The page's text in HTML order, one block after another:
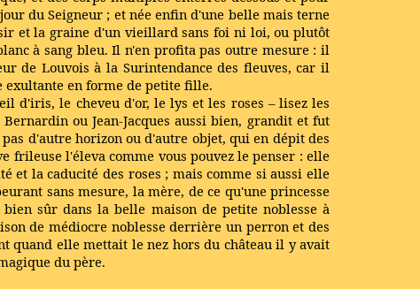
du Seigneur ; et née enfin d'une belle mais terne
et la graine d'un vieillard sans foi ni loi, ou plutôt
à sang bleu. Il n'en profita pas outre mesure : il
de Louvois à la Surintendance des fleuves, car il
exultante en forme de petite fille.
d'iris, le cheveu d'or, le lys et les roses – lisez les
ou Jean-Jacques aussi bien, grandit et fut
d'autre horizon ou d'autre objet, qui en dépit des
frileuse l'éleva comme vous pouvez le penser : elle
la caducité des roses ; mais comme si aussi elle
sans mesure, la mère, de ce qu'une princesse
sûr dans la belle maison de petite noblesse à
de médiocre noblesse derrière un perron et des
quand elle mettait le nez hors du château il y avait
du père.